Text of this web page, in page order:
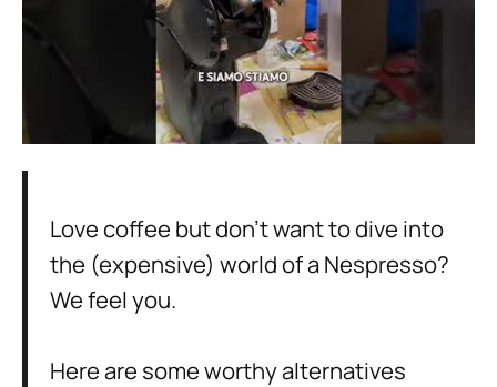
Love coffee but don’t want to dive into
the (expensive) world of a Nespresso?
We feel you.
Here are some worthy alternatives